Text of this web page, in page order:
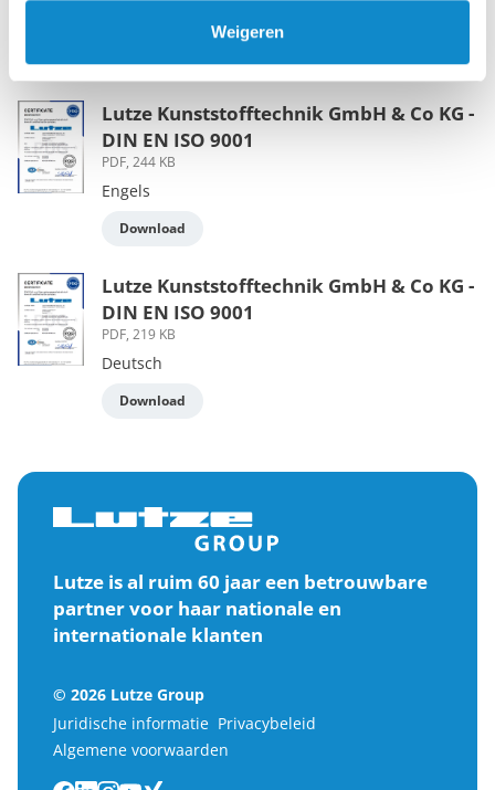
Weigeren
Lutze Kunststofftechnik GmbH & Co KG -
DIN EN ISO 9001
PDF, 244 KB
Engels
Download
Lutze Kunststofftechnik GmbH & Co KG -
DIN EN ISO 9001
PDF, 219 KB
Deutsch
Download
Lutze is al ruim 60 jaar een betrouwbare
partner voor haar nationale en
internationale klanten
© 2026 Lutze Group
Juridische informatie Privacybeleid
Algemene voorwaarden